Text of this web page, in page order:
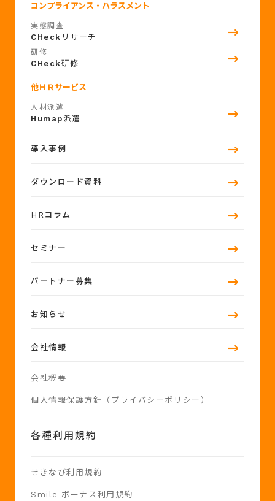
コンプライアンス・ハラスメント
実態調査
CHeck リサーチ
研修
CHeck研修
他ＨＲサービス
人材派遣
Humap 派遣
導入事例
ダウンロード資料
HRコラム
セミナー
パートナー募集
お知らせ
会社情報
会社概要
個人情報保護方針（プライバシーポリシー）
各種利用規約
せきなび利用規約
Smile ボーナス利用規約